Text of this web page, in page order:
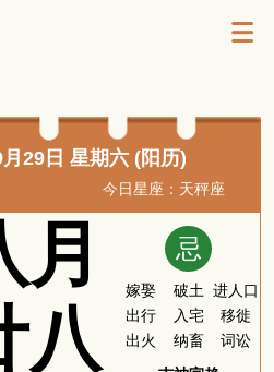
29日 星期六 (阳历)
今日星座：天秤座
月
八
忌
嫁娶 破土 进人口
出行
入宅
移徙
出火
纳畜
词讼